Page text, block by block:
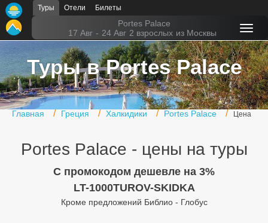
Туры Отели Билеты
Portes Palace
17 Авг - 24 Авг 2 взрослых из Москвы
Туры в Portes Palace
Главная Греция Халкидики Portes Palace Цена
Portes Palace - цены на туры
C промокодом дешевле на 3%
LT-1000TUROV-SKIDKA
Кроме предложений Библио - Глобус
Главная
Горящие туры
Туры в Турцию
Туры в Египет
Офис г. Москва
Подборки отелей